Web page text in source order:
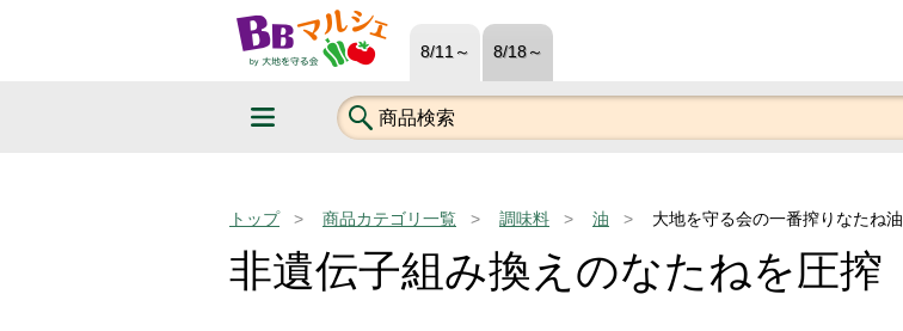
8/11～ 8/18～
トップ 商品カテゴリ一覧 調味料 油 大地を守る会の一番搾りなたね油
非遺伝子組み換えのなたねを圧搾